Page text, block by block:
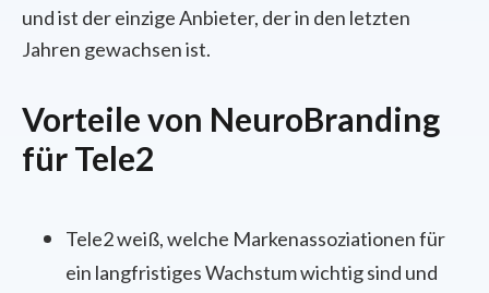
und ist der einzige Anbieter, der in den letzten
Jahren gewachsen ist.
Vorteile von NeuroBranding
für Tele2
Tele2 weiß, welche Markenassoziationen für
ein langfristiges Wachstum wichtig sind und